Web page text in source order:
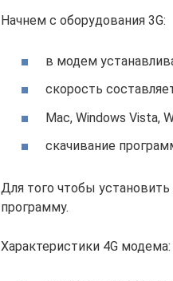
Начнем с оборудования 3G:
в модем
скорость
Mac, Windows Vista,
скачивание
Для того чтобы
программу.
Характеристики 4G модема: